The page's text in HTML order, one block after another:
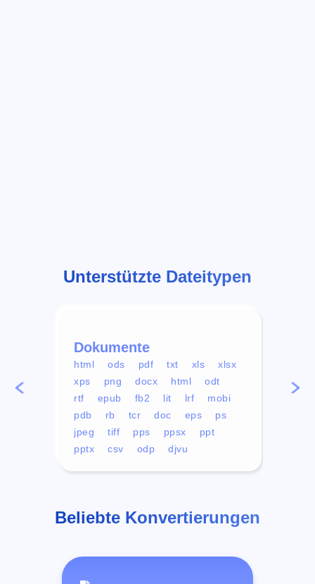
Unterstützte Dateitypen
Dokumente
html ods pdf txt xls
xlsx
xps
png docx html
odt
rtf
epub fb2 lit lrf
mobi
pdb
rb tcr doc eps
ps
jpeg
tiff pps ppsx
ppt
pptx
csv odp djvu
mp4
Beliebte Konvertierungen